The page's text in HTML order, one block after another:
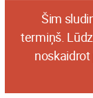
Šim
termiņš.